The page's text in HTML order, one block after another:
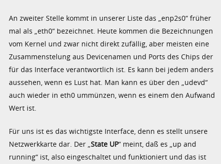
An zweiter Stelle kommt in unserer Liste das „enp2s0“ früher
mal als „eth0“ bezeichnet. Heute kommen die Bezeichnungen
vom Kernel und zwar nicht direkt zufällig, aber meisten eine
Zusammenstelung aus Devicenamen und Ports des Chips der
für das Interface verantwortlich ist. Es kann bei jedem anders
aussehen, wenn es Lust hat. Man kann es über den „udevd“
auch wieder in eth0 ummünzen, wenn es einem den Aufwand
Wert ist.
Für uns ist es das wichtigste Interface, denn es stellt unsere
Netzwerkkarte dar. Der „State UP“ meint, daß es „up and
running“ ist, also eingeschaltet und funktioniert und das ist